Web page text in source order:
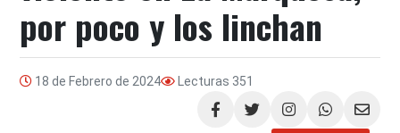
por poco y los linchan
18 de Febrero de 2024 Lecturas 351
Compartir